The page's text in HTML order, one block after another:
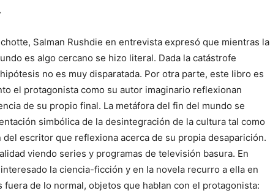
Salman Rushdie en entrevista expresó que mientras la
es algo cercano se hizo literal. Dada la catástrofe
no es muy disparatada. Por otra parte, este libro es
el protagonista como su autor imaginario reflexionan
de su propio final. La metáfora del fin del mundo se
simbólica de la desintegración de la cultura tal como
del escritor que reflexiona acerca de su propia desaparición.
viendo series y programas de televisión basura. En
la ciencia-ficción y en la novela recurro a ella en
fuera de lo normal, objetos que hablan con el protagonista: